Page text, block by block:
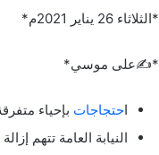
*الثلاثاء 26 يناير 2021م*
*✍على موسي*
احتجاجات بإحياء
النيابة العامة تتهم